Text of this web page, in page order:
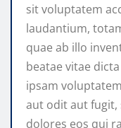
sit voluptatem
laudantium,
quae ab illo
beatae vitae
ipsam
aut odit aut fugit,
dolores eos qui